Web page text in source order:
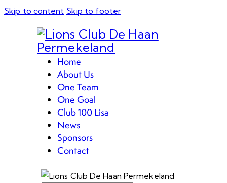
Skip to content Skip to footer
Home
About Us
One Team
One Goal
Club 100 Lisa
News
Sponsors
Contact